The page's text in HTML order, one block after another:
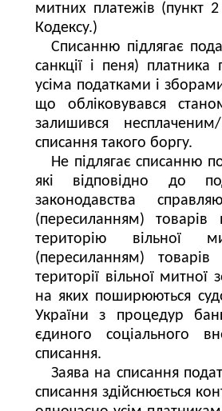
митних платежів (пункт
Кодексу.)
Списанню підлягає
санкції і пеня) платника
усіма податками і
що обліковувався
залишився
списання такого боргу.
Не підлягає списанню
які відповідно до
законодавства
(пересиланням)
територію вільної
(пересиланням)
території вільної
на яких поширюються
України з процедур
єдиного соціального
списання.
Заява на списання
списання здійснюється